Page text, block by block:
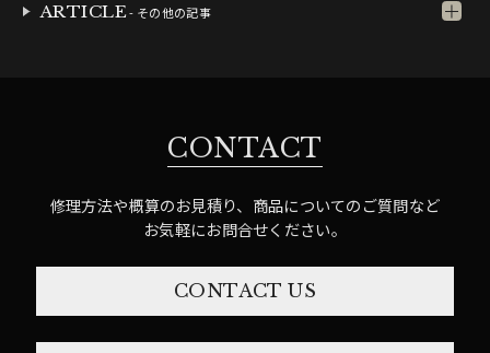
ARTICLE- その他の記事
CONTACT
修理方法や概算のお見積り、商品についてのご質問など
お気軽にお問合せください。
CONTACT US